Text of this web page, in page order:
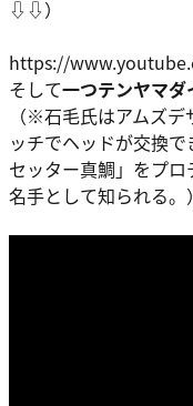
⇩⇩）
https://
そして一つテンヤマ
（※石毛氏はアムズ
ッチでヘッドが交換
セッター真鯛」をプ
名手として知られる。）